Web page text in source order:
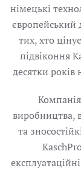
німецькі
європейський
тих, хто
підвіконня
десятки років
виробництва,
та